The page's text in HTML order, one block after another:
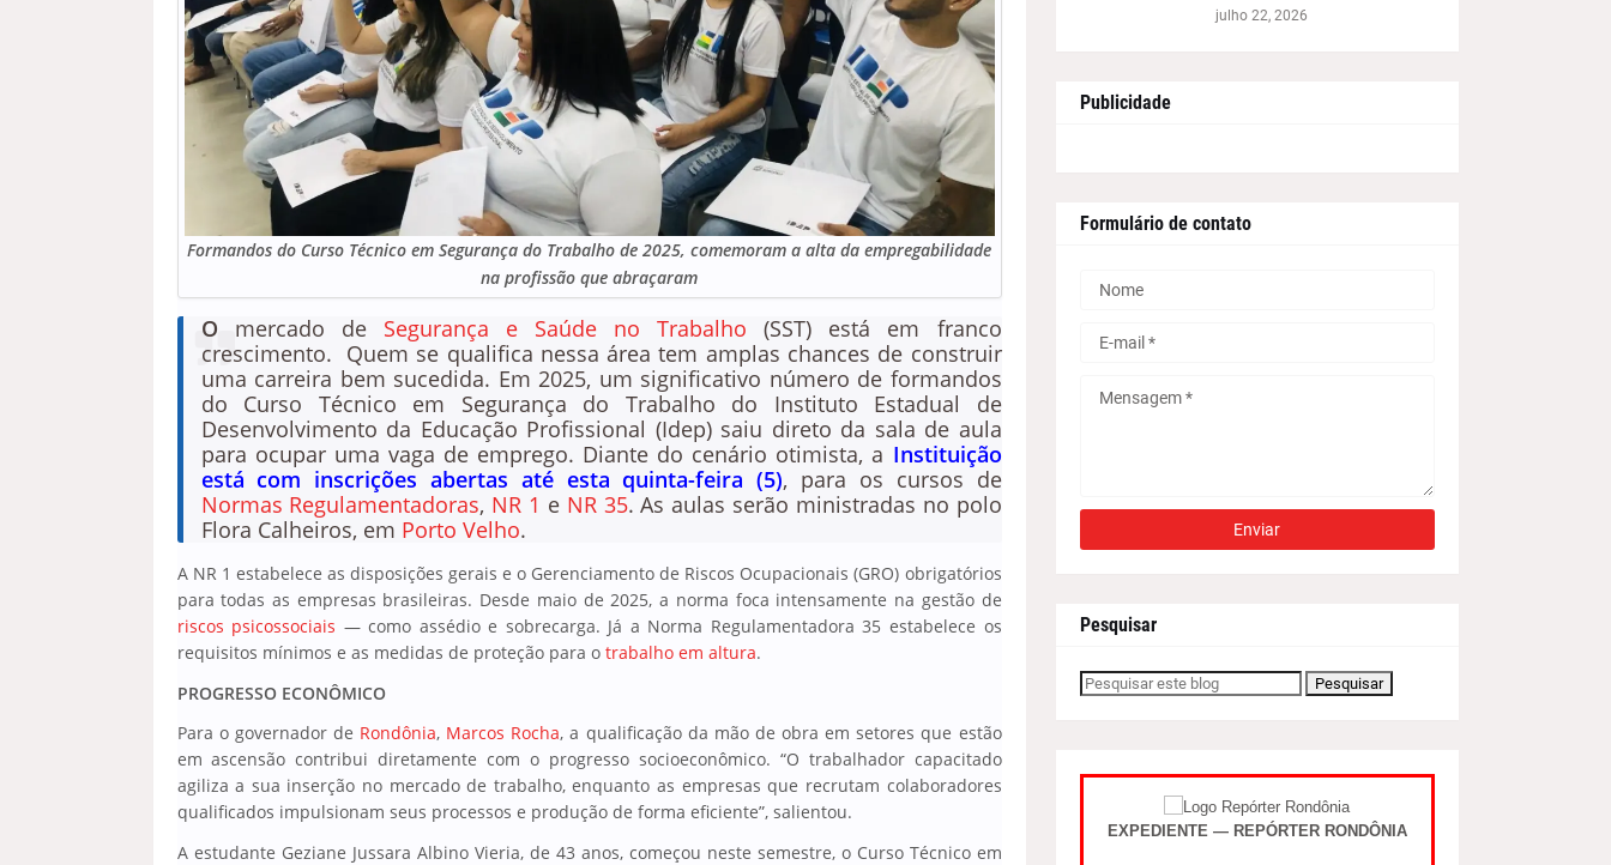
Formandos do Curso Técnico em Segurança do Trabalho de 2025, comemoram a alta da empregabilidade
na profissão que abraçaram
O mercado de Segurança e Saúde no Trabalho (SST) está em franco
crescimento. Quem se qualifica nessa área tem amplas chances de construir
uma carreira bem sucedida. Em 2025, um significativo número de formandos
do Curso Técnico em Segurança do Trabalho do Instituto Estadual de
Desenvolvimento da Educação Profissional (Idep) saiu direto da sala de aula
para ocupar uma vaga de emprego. Diante do cenário otimista, a Instituição
está com inscrições abertas até esta quinta-feira (5), para os cursos de
Normas Regulamentadoras, NR 1 e NR 35. As aulas serão ministradas no polo
Flora Calheiros, em Porto Velho.
A NR 1 estabelece as disposições gerais e o Gerenciamento de Riscos Ocupacionais (GRO) obrigatórios
para todas as empresas brasileiras. Desde maio de 2025, a norma foca intensamente na gestão de
riscos psicossociais — como assédio e sobrecarga. Já a Norma Regulamentadora 35 estabelece os
requisitos mínimos e as medidas de proteção para o trabalho em altura.
PROGRESSO ECONÔMICO
Para o governador de Rondônia, Marcos Rocha, a qualificação da mão de obra em setores que estão
em ascensão contribui diretamente com o progresso socioeconômico. “O trabalhador capacitado
agiliza a sua inserção no mercado de trabalho, enquanto as empresas que recrutam colaboradores
qualificados impulsionam seus processos e produção de forma eficiente”, salientou.
A estudante Geziane Jussara Albino Vieria, de 43 anos, começou neste semestre, o Curso Técnico em
julho 22, 2026
Publicidade
Formulário de contato
Pesquisar
EXPEDIENTE — REPÓRTER RONDÔNIA